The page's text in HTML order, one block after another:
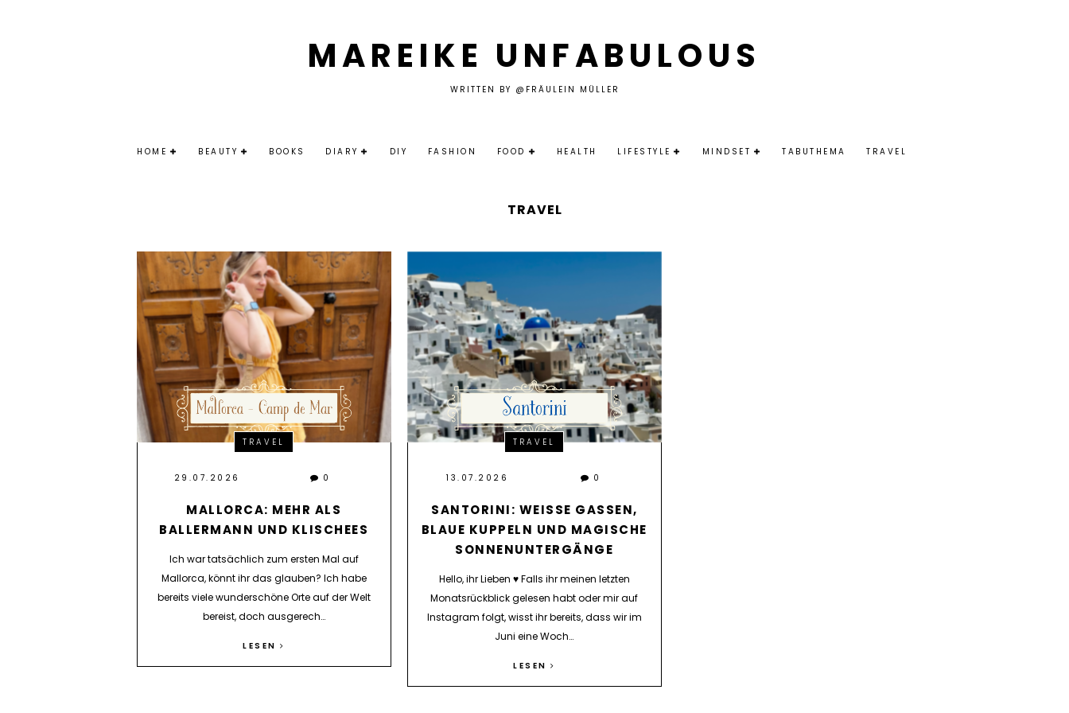
MAREIKE UNFABULOUS
WRITTEN BY @FRÄULEIN MÜLLER
HOME BEAUTY BOOKS DIARY DIY FASHION FOOD HEALTH LIFESTYLE MINDSET TABUTHEMA TRAVEL
TRAVEL
TRAVEL
29.07.2026 0
MALLORCA: MEHR ALS
BALLERMANN UND KLISCHEES
Ich war tatsächlich zum ersten Mal auf
Mallorca, könnt ihr das glauben? Ich habe
bereits viele wunderschöne Orte auf der Welt
bereist, doch ausgerech…
LESEN
TRAVEL
13.07.2026 0
SANTORINI: WEISSE GASSEN, B
LAUE KUPPELN UND MAGISCHE S
ONNENUNTERGÄNGE
Hello, ihr Lieben ♥ Falls ihr meinen letzten
Monatsrückblick gelesen habt oder mir auf
Instagram folgt, wisst ihr bereits, dass wir im
Juni eine Woch…
LESEN